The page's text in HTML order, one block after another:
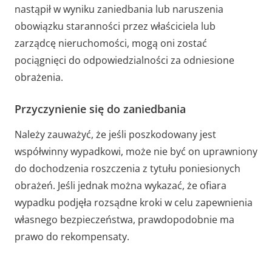
nastąpił w wyniku zaniedbania lub naruszenia
obowiązku staranności przez właściciela lub
zarządcę nieruchomości, mogą oni zostać
pociągnięci do odpowiedzialności za odniesione
obrażenia.
Przyczynienie się do zaniedbania
Należy zauważyć, że jeśli poszkodowany jest
współwinny wypadkowi, może nie być on uprawniony
do dochodzenia roszczenia z tytułu poniesionych
obrażeń. Jeśli jednak można wykazać, że ofiara
wypadku podjęła rozsądne kroki w celu zapewnienia
własnego bezpieczeństwa, prawdopodobnie ma
prawo do rekompensaty.